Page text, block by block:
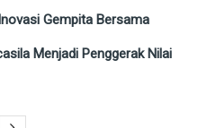
Gempita Bersama
Menjadi Penggerak Nilai